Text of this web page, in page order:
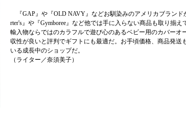
『GAP』や『OLD NAVY』などお馴染みのアメリカブランド
rter's』や『Gymboree』など他では手に入らない商品も取り揃え
輸入物ならではのカラフルで遊び心のあるベビー用のカバーオ
収性が良いと評判でギフトにも最適だ。お手頃価格、商品発送
いる成長中のショップだ。
（ライター／奈須美子）